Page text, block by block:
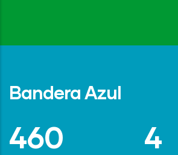
Bandera Azul
642 6